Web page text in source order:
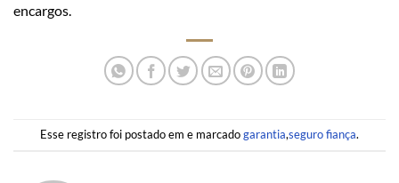
encargos.
Esse registro foi postado em e marcadogarantia,seguro fiança.